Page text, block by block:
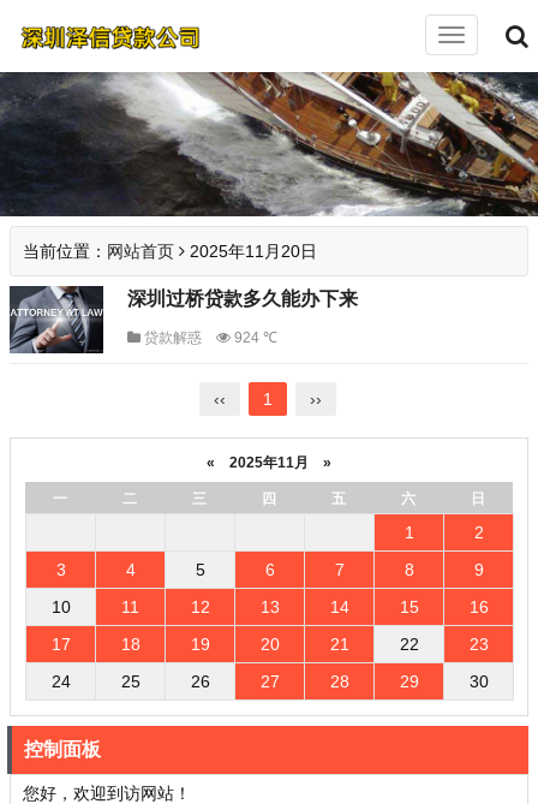
切
导
航
当前位置： 网站首页 2025年11月20日
深圳过桥贷款多久能办下来
贷款解惑 924 ℃
‹‹ 1 ››
« 2025年11月 »
一 二 三 四 五 六 日
1
2
3
4 5 6 7 8
9
10
11 12 13 14 15
16
17
18 19 20 21 22
23
24
25 26 27 28 29 30
控制面板
您好，欢迎到访网站！